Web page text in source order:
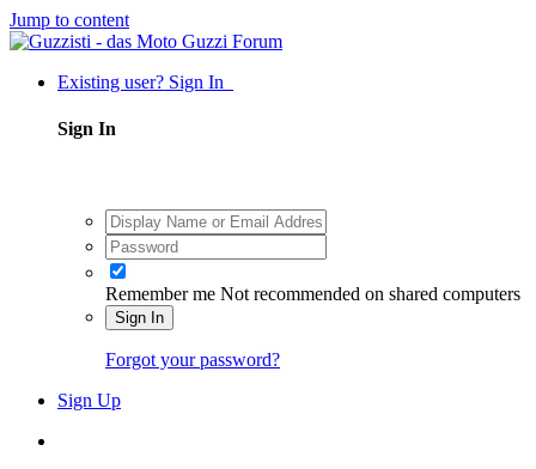
Jump to content
Existing user? Sign In
Sign In
Remember me Not recommended on shared computers
Sign In
Forgot your password?
Sign Up